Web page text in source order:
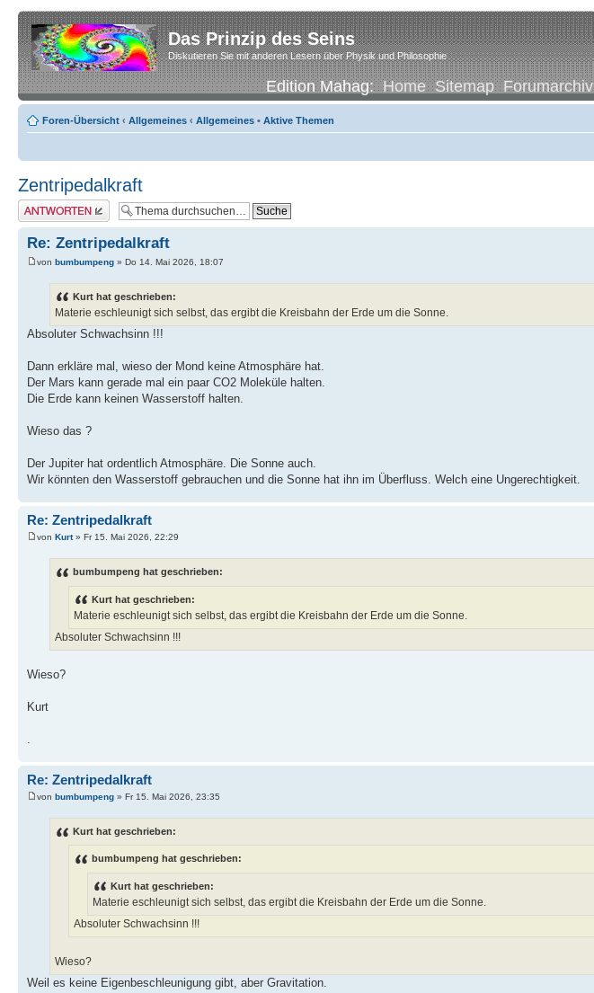
Das Prinzip des Seins
Diskutieren Sie mit anderen Lesern über Physik und Philosophie
Edition Mahag:Home Sitemap Forumarchiv
Foren-Übersicht ‹ Allgemeines ‹ Allgemeines • Aktive Themen
Zentripedalkraft
Antwort erstellen
Re: Zentripedalkraft
von bumbumpeng » Do 14. Mai 2026, 18:07
Kurt hat geschrieben:
Materie eschleunigt sich selbst, das ergibt die Kreisbahn der Erde um die Sonne.
Absoluter Schwachsinn !!!
Dann erkläre mal, wieso der Mond keine Atmosphäre hat.
Der Mars kann gerade mal ein paar CO2 Moleküle halten.
Die Erde kann keinen Wasserstoff halten.
Wieso das ?
Der Jupiter hat ordentlich Atmosphäre. Die Sonne auch.
Wir könnten den Wasserstoff gebrauchen und die Sonne hat ihn im Überfluss. Welch eine Ungerechtigkeit.
Re: Zentripedalkraft
von Kurt» Fr 15. Mai 2026, 22:29
bumbumpeng hat geschrieben:
Kurt hat geschrieben:
Materie eschleunigt sich selbst, das ergibt die Kreisbahn der Erde um die Sonne.
Absoluter Schwachsinn !!!
Wieso?
Kurt
Re: Zentripedalkraft
von bumbumpeng » Fr 15. Mai 2026, 23:35
Kurt hat geschrieben:
bumbumpeng hat geschrieben:
Kurt hat geschrieben:
Materie eschleunigt sich selbst, das ergibt die Kreisbahn der Erde um die Sonne.
Absoluter Schwachsinn !!!
Wieso?
Weil es keine Eigenbeschleunigung gibt, aber Gravitation.